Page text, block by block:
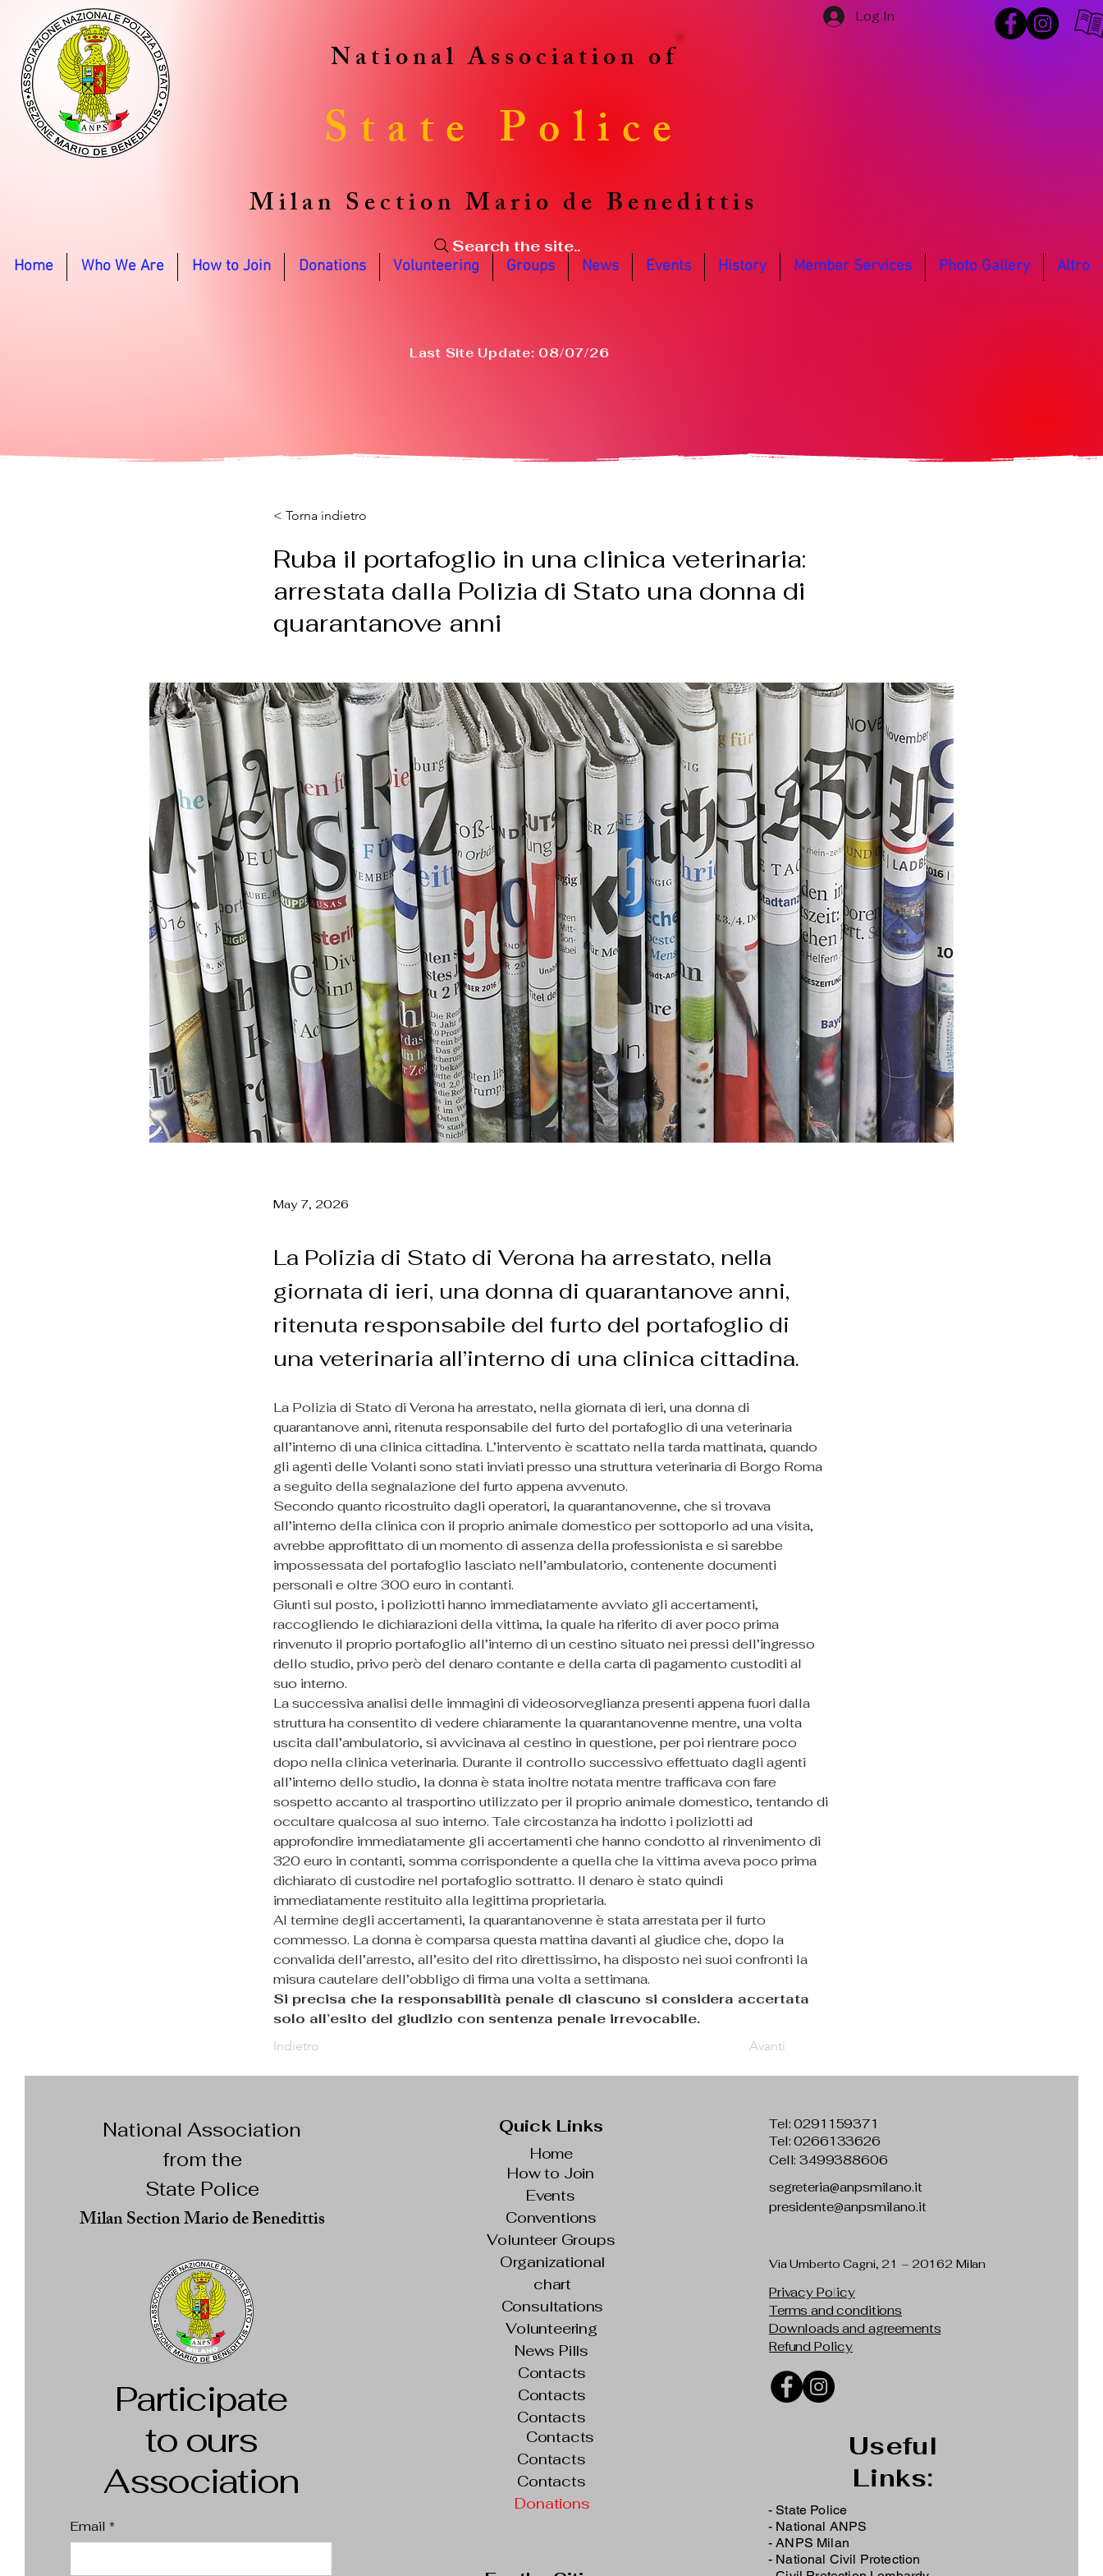
Log In
National Association of
State Police
Milan Section Mario de Benedittis
Search the site..
Last Site Update: 08/07/26
Home Who We Are How to Join Donations Volunteering Groups News Events History Member Services Photo Gallery Altro
< Torna indietro
Ruba il portafoglio in una clinica veterinaria:
arrestata dalla Polizia di Stato una donna di
quarantanove anni
May 7, 2026
La Polizia di Stato di Verona ha arrestato, nella
giornata di ieri, una donna di quarantanove anni,
ritenuta responsabile del furto del portafoglio di
una veterinaria all’interno di una clinica cittadina.
La Polizia di Stato di Verona ha arrestato, nella giornata di ieri, una donna di
quarantanove anni, ritenuta responsabile del furto del portafoglio di una veterinaria
all’interno di una clinica cittadina. L’intervento è scattato nella tarda mattinata, quando
gli agenti delle Volanti sono stati inviati presso una struttura veterinaria di Borgo Roma
a seguito della segnalazione del furto appena avvenuto.
Secondo quanto ricostruito dagli operatori, la quarantanovenne, che si trovava
all’interno della clinica con il proprio animale domestico per sottoporlo ad una visita,
avrebbe approfittato di un momento di assenza della professionista e si sarebbe
impossessata del portafoglio lasciato nell’ambulatorio, contenente documenti
personali e oltre 300 euro in contanti.
Giunti sul posto, i poliziotti hanno immediatamente avviato gli accertamenti,
raccogliendo le dichiarazioni della vittima, la quale ha riferito di aver poco prima
rinvenuto il proprio portafoglio all’interno di un cestino situato nei pressi dell’ingresso
dello studio, privo però del denaro contante e della carta di pagamento custoditi al
suo interno.
La successiva analisi delle immagini di videosorveglianza presenti appena fuori dalla
struttura ha consentito di vedere chiaramente la quarantanovenne mentre, una volta
uscita dall’ambulatorio, si avvicinava al cestino in questione, per poi rientrare poco
dopo nella clinica veterinaria. Durante il controllo successivo effettuato dagli agenti
all’interno dello studio, la donna è stata inoltre notata mentre trafficava con fare
sospetto accanto al trasportino utilizzato per il proprio animale domestico, tentando di
occultare qualcosa al suo interno. Tale circostanza ha indotto i poliziotti ad
approfondire immediatamente gli accertamenti che hanno condotto al rinvenimento di
320 euro in contanti, somma corrispondente a quella che la vittima aveva poco prima
dichiarato di custodire nel portafoglio sottratto. Il denaro è stato quindi
immediatamente restituito alla legittima proprietaria.
Al termine degli accertamenti, la quarantanovenne è stata arrestata per il furto
commesso. La donna è comparsa questa mattina davanti al giudice che, dopo la
convalida dell’arresto, all’esito del rito direttissimo, ha disposto nei suoi confronti la
misura cautelare dell’obbligo di firma una volta a settimana.
Si precisa che la responsabilità penale di ciascuno si considera accertata
solo all’esito del giudizio con sentenza penale irrevocabile.
Indietro Avanti
National Association
from the
State Police
Milan Section Mario de Benedittis
Participate
to ours
Association
Email *
Quick Links
How to Join
Home
Events
Conventions
Volunteer Groups
Organizational
chart
Consultations
Volunteering
News Pills
Contacts
Contacts
Contacts
Contacts
Contacts
Contacts
Donations
Tel:0291159371
Tel: 0266133626
Cell: 3499388606
segreteria@anpsmilano.it
presidente@anpsmilano.it
Via Umberto Cagni, 21 – 20162 Milan
Privacy Policy
Terms and conditions
Downloads and agreements
Refund Policy
Useful
Links:
- State Police
- National ANPS
-ANPS Milan
- National Civil Protection